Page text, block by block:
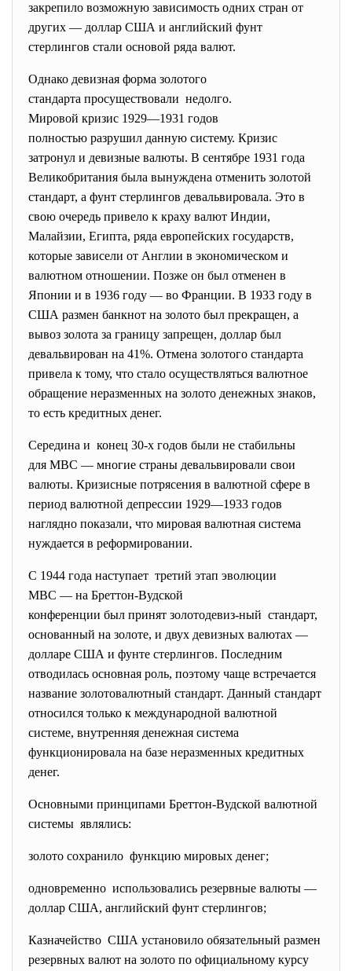
закрепило возможную зависимость одних стран от
других — доллар США и английский фунт
стерлингов стали основой ряда валют.
Однако девизная форма золотого
стандарта просуществовали недолго.
Мировой кризис 1929—1931 годов
полностью разрушил данную систему. Кризис
затронул и девизные валюты. В сентябре 1931 года
Великобритания была вынуждена отменить золотой
стандарт, а фунт стерлингов девальвировала. Это в
свою очередь привело к краху валют Индии,
Малайзии, Египта, ряда европейских государств,
которые зависели от Англии в экономическом и
валютном отношении. Позже он был отменен в
Японии и в 1936 году — во Франции. В 1933 году в
США размен банкнот на золото был прекращен, а
вывоз золота за границу запрещен, доллар был
девальвирован на 41%. Отмена золотого стандарта
привела к тому, что стало осуществляться валютное
обращение неразменных на золото денежных знаков,
то есть кредитных денег.
Середина и конец 30-х годов были не стабильны
для МВС — многие страны девальвировали свои
валюты. Кризисные потрясения в валютной сфере в
период валютной депрессии 1929—1933 годов
наглядно показали, что мировая валютная система
нуждается в реформировании.
С 1944 года наступает третий этап эволюции
МВС — на Бреттон-Вудской
конференции был принят золотодевиз-ный стандарт,
основанный на золоте, и двух девизных валютах —
долларе США и фунте стерлингов. Последним
отводилась основная роль, поэтому чаще встречается
название золотовалютный стандарт. Данный стандарт
относился только к международной валютной
системе, внутренняя денежная система
функционировала на базе неразменных кредитных
денег.
Основными принципами Бреттон-Вудской валютной
системы являлись:
золото сохранило функцию мировых денег;
одновременно использовались резервные валюты —
доллар США, английский фунт стерлингов;
Казначейство США установило обязательный размен
резервных валют на золото по официальному курсу